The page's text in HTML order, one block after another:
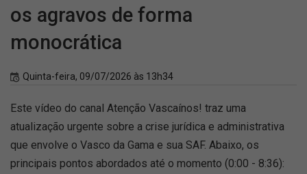
os agravos de forma
monocrática
Quinta-feira, 09/07/2026 às 13h34
Este vídeo do canal Atenção Vascaínos! traz uma
atualização urgente sobre a crise jurídica e administrativa
que envolve o Vasco da Gama e sua SAF. Abaixo, os
principais pontos abordados até o momento (0:00 - 8:36):